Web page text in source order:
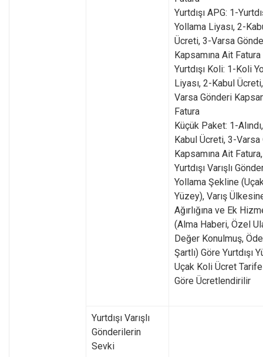
Yurtdışı APG: 1-
Yollama Liyası, 2-
Ücreti, 3-Varsa
Kapsamına Ait Fatura
Yurtdışı Koli: 1-Koli
Liyası, 2-Kabul
Varsa Gönderi
Fatura
Küçük Paket: 1-
Kabul Ücreti, 3-Varsa
Kapsamına Ait Fatura,
Yurtdışı Varışlı
Yollama Şekline
Yüzey), Varış
Ağırlığına ve Ek
(Alma Haberi, Özel
Değer Konulmuş,
Şartlı) Göre Yurtdışı
Uçak Koli Ücret
Göre Ücretlendirilir
Yurtdışı Varışlı
Gönderilerin
Sevki